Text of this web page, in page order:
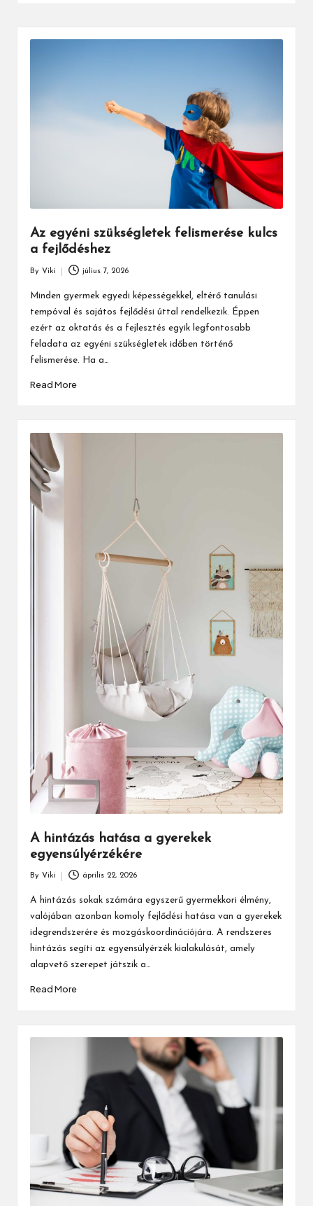
Az egyéni szükségletek felismerése kulcs
a fejlődéshez
by
By Viki július 7, 2026
Minden gyermek egyedi képességekkel, eltérő tanulási
tempóval és sajátos fejlődési úttal rendelkezik. Éppen
ezért az oktatás és a fejlesztés egyik legfontosabb
feladata az egyéni szükségletek időben történő
felismerése. Ha a…
Read More
A hintázás hatása a gyerekek
egyensúlyérzékére
by
By Viki április 22, 2026
A hintázás sokak számára egyszerű gyermekkori élmény,
valójában azonban komoly fejlődési hatása van a gyerekek
idegrendszerére és mozgáskoordinációjára. A rendszeres
hintázás segíti az egyensúlyérzék kialakulását, amely
alapvető szerepet játszik a…
Read More